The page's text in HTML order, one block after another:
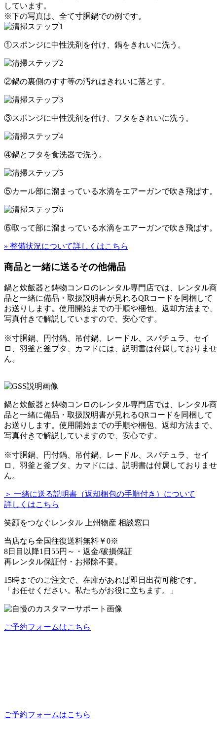
しています。
※下の写真は、全て寸胴鍋での例です。
①スポンジに中性洗剤を付け、鍋をきれいに洗う。
②鍋の裏側のすす等の汚れはきれいに落とす。
③スポンジに中性洗剤を付け、フタをきれいに洗う。
④鍋とフタを食洗器で洗う。
⑤カール部に溜まっている水滴をエアーガンで吹き飛ばす。
⑥取って部に溜まっている水滴をエアーガンで吹き飛ばす。
» 整備状況について詳しくはこちら
商品と一緒に送るその他備品
鍋と炊飯器と鋳物コンロのレンタル専門店では、レンタル商
品と一緒に備品・取扱説明書が見れるQRコードを同梱して
お送りします。使用開始までの手順や梱包、返却方法まで、
写真付きで解説していますので、安心です。
※寸胴鍋、円付鍋、吊付鍋、レードル、スパチュラ、セイ
ロ、羽釜と釜ブタ、カマドには、説明書は付属しておりませ
ん。
鍋と炊飯器と鋳物コンロのレンタル専門店では、レンタル商
品と一緒に備品・取扱説明書が見れるQRコードを同梱して
お送りします。使用開始までの手順や梱包、返却方法まで、
写真付きで解説していますので、安心です。
※寸胴鍋、円付鍋、吊付鍋、レードル、スパチュラ、セイ
ロ、羽釜と釜ブタ、カマドには、説明書は付属しておりませ
ん。
＞ 一緒に送る説明書（返却梱包の手順付き）について
詳しくはこちら
笑顔をつなぐレンタル 上州物産 相談窓口
当店なら全国往復送料無料￥0※
8日目以降1日 55円～ ・返金/破損保証
再レンタル保証付・お掃除不要。
15時までのご注文で、 在庫があれば即日出荷可能です。
「お任せください。私たちがお役に立ちます。」
ご予約フォームはこちら
ご予約フォームはこちら